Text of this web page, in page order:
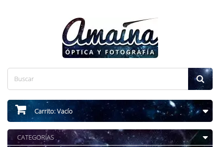
Carrito:Vacío
CATEGORÍAS